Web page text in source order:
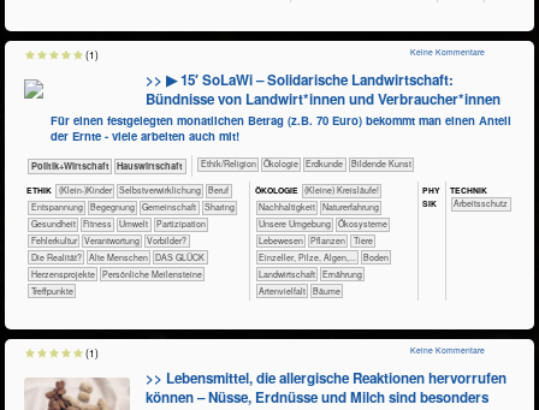
>> ▶ 15′ SoLaWi – Solidarische Landwirtschaft:
Bündnisse von Landwirt*innen und Verbraucher*innen
Für einen festgelegten monatlichen Betrag (z.B. 70 Euro) bekommt man einen Anteil
der Ernte - viele arbeiten auch mit!
​​​​​​​​​Politik+​Wirtschaft ​Haus­wirtschaft ​​​​​​​​​​Ethik/​Religion ​​​​​​​​Ökologie ​​​​​Erdkunde Bildende Kunst
ETHIK (Klein-)Kinder ​​​​​​​​​​​​​​​​​​​​​​​​​​​​​​​​​​​​​​​​Selbst­verwirklichung
​​​​​​​​​​​​​​​Beruf
​​​​​​​​​​​​​Entspannung
​​​​​​​​​​​​Begegnung ​​​​​​​​​​Gemeinschaft
​​​​​​​​​​Sharing
​​​​​​Gesundheit
​​​​​Fitness ​​​​​Umwelt
​​​Partizipation
​​Fehlerkultur
​​Verantwortung
​​Vorbilder?
​Die Realität?
Alte Menschen
DAS GLÜCK
Herzensprojekte
Persönliche Meilensteine
Treffpunkte
ÖKO​LOGIE ​​​​​​​​​​​​​​(Kleine) Kreisläufe!
​​​​​​​​​​​​​​​Nachhaltigkeit
​​​​​​​​​​​​​Naturerfahrung
​​​​​​​​​​​​​Unsere Umgebung
​​​​​​​​​​​Ökosysteme
​​​​​​​​​Lebewesen
​​​​​​​​​Pflanzen
​​​​​​​​Tiere
​​​​​​​Einzeller, Pilze, Algen,...
​​​​​Boden
​​​​​Landwirtschaft
​​​​Ernährung
Artenvielfalt
Bäume
PHY​
SIK
TECH​NIK
​​​​​​Arbeitsschutz
Keine Kommentare
(1)
>> Lebensmittel, die allergische Reaktionen hervorrufen
können – Nüsse, Erdnüsse und Milch sind besonders
Keine Kommentare
(1)